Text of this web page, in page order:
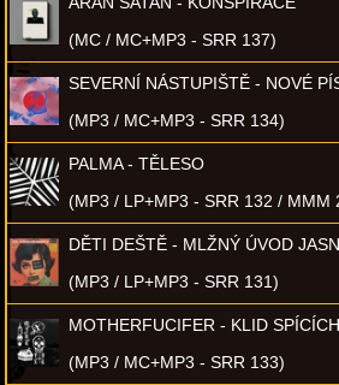
(MC / MC+MP3 - SRR 137)
SEVERNÍ NÁSTUPIŠTĚ - NOVÉ
(MP3 / MC+MP3 - SRR 134)
PALMA - TĚLESO
(MP3 / LP+MP3 - SRR 132 / MMM
DĚTI DEŠTĚ - MLŽNÝ ÚVOD
(MP3 / LP+MP3 - SRR 131)
MOTHERFUCIFER - KLID SPÍCÍCH
(MP3 / MC+MP3 - SRR 133)